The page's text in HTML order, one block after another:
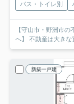
バス・トイレ別
【守山市・野洲市
へ】 不動産は大き
新築一戸建